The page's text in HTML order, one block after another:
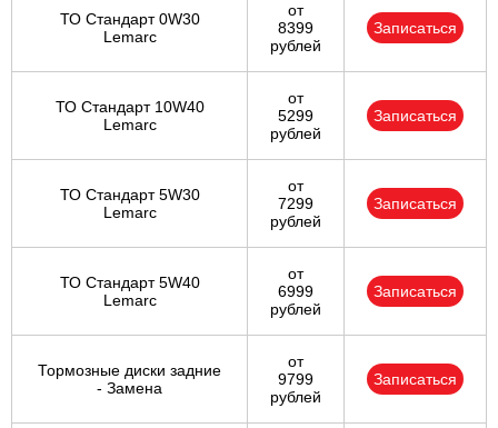
ТО Стандарт 0W30
Lemarc
от
8399
рублей
Записаться
ТО Стандарт 10W40
Lemarc
от
5299
рублей
Записаться
ТО Стандарт 5W30
Lemarc
от
7299
рублей
Записаться
ТО Стандарт 5W40
Lemarc
от
6999
рублей
Записаться
Тормозные диски задние
- Замена
от
9799
рублей
Записаться